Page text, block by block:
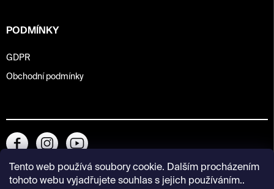
Tento web používá soubory cookie. Dalším procházením
tohoto webu vyjadřujete souhlas s jejich používáním..
PODMÍNKY
GDPR
Obchodní podmínky